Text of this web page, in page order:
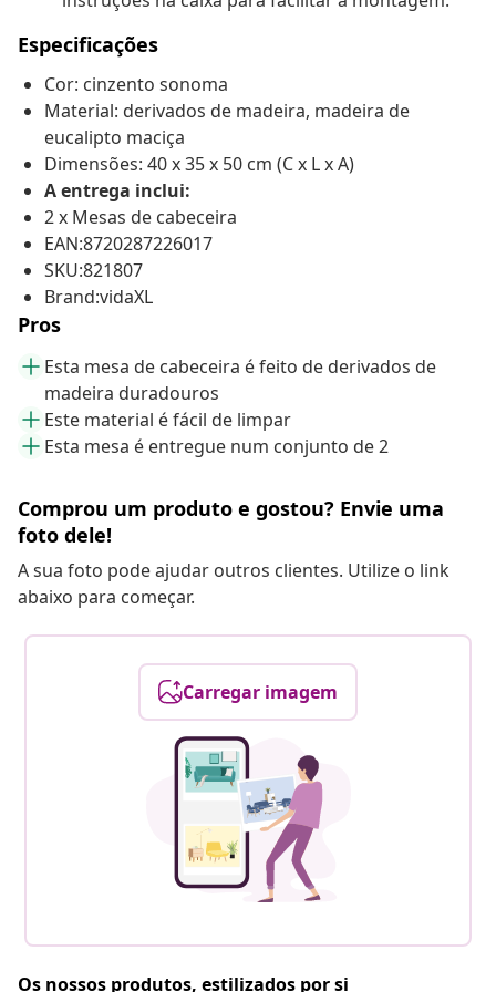
Especificações
Cor: cinzento sonoma
Material: derivados de madeira, madeira de
eucalipto maciça
Dimensões: 40 x 35 x 50 cm (C x L x A)
A entrega inclui:
2 x Mesas de cabeceira
EAN:8720287226017
SKU:821807
Brand:vidaXL
Pros
Esta mesa de cabeceira é feito de derivados de
madeira duradouros
Este material é fácil de limpar
Esta mesa é entregue num conjunto de 2
Comprou um produto e gostou? Envie uma
foto dele!
A sua foto pode ajudar outros clientes. Utilize o link
abaixo para começar.
Carregar imagem
Os nossos produtos, estilizados por si